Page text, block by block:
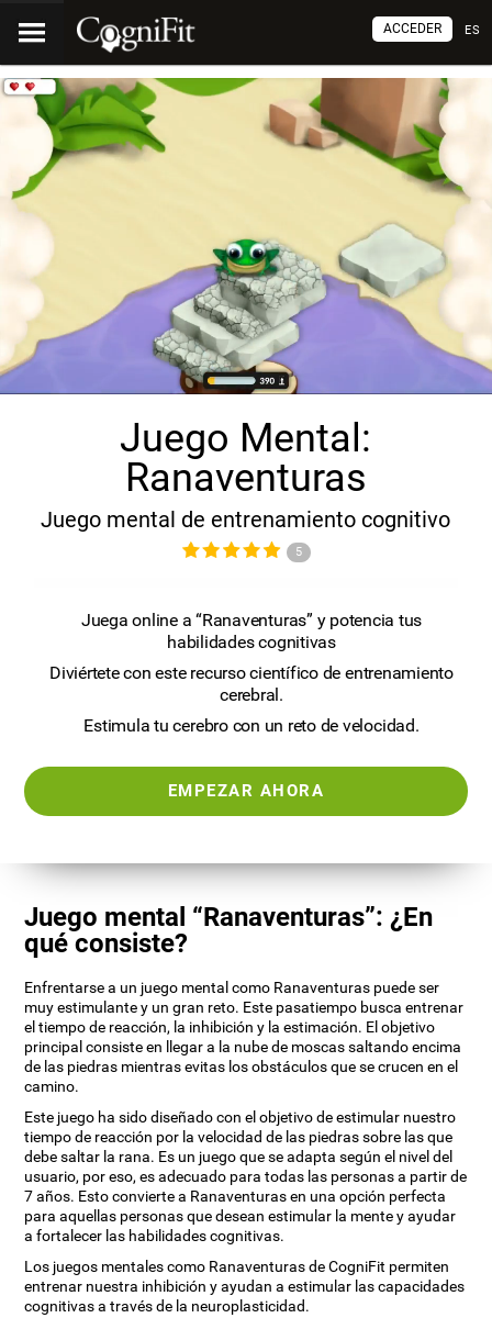
ES
ACCEDER
Juego Mental:
Ranaventuras
Juego mental de entrenamiento cognitivo
5
Juega online a “Ranaventuras” y potencia tus
habilidades cognitivas
Diviértete con este recurso científico de entrenamiento
cerebral.
Estimula tu cerebro con un reto de velocidad.
EMPEZAR AHORA
Juego mental “Ranaventuras”: ¿En
qué consiste?
Enfrentarse a un juego mental como Ranaventuras puede ser
muy estimulante y un gran reto. Este pasatiempo busca entrenar
el tiempo de reacción, la inhibición y la estimación. El objetivo
principal consiste en llegar a la nube de moscas saltando encima
de las piedras mientras evitas los obstáculos que se crucen en el
camino.
Este juego ha sido diseñado con el objetivo de estimular nuestro
tiempo de reacción por la velocidad de las piedras sobre las que
debe saltar la rana. Es un juego que se adapta según el nivel del
usuario, por eso, es adecuado para todas las personas a partir de
7 años. Esto convierte a Ranaventuras en una opción perfecta
para aquellas personas que desean estimular la mente y ayudar
a fortalecer las habilidades cognitivas.
Los juegos mentales como Ranaventuras de CogniFit permiten
entrenar nuestra inhibición y ayudan a estimular las capacidades
cognitivas a través de la neuroplasticidad.